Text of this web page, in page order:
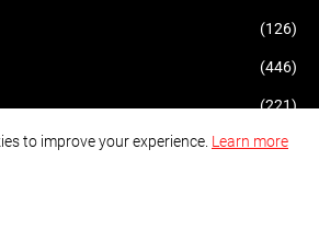
(126)
(446)
(221)
(182)
to improve your experience. Learn more